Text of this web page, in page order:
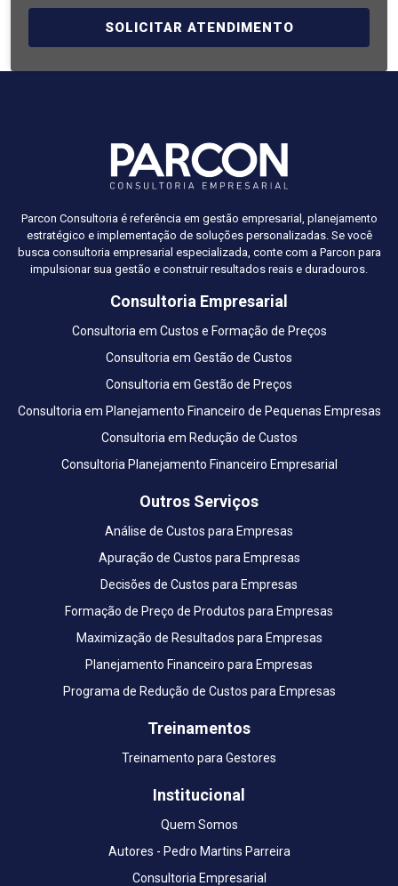
SOLICITAR ATENDIMENTO
Parcon Consultoria é referência em gestão empresarial, planejamento
estratégico e implementação de soluções personalizadas. Se você
busca consultoria empresarial especializada, conte com a Parcon para
impulsionar sua gestão e construir resultados reais e duradouros.
Consultoria Empresarial
Consultoria em Custos e Formação de Preços
Consultoria em Gestão de Custos
Consultoria em Gestão de Preços
Consultoria em Planejamento Financeiro de Pequenas Empresas
Consultoria em Redução de Custos
Consultoria Planejamento Financeiro Empresarial
Outros Serviços
Análise de Custos para Empresas
Apuração de Custos para Empresas
Decisões de Custos para Empresas
Formação de Preço de Produtos para Empresas
Maximização de Resultados para Empresas
Planejamento Financeiro para Empresas
Programa de Redução de Custos para Empresas
Treinamentos
Treinamento para Gestores
Institucional
Quem Somos
Autores - Pedro Martins Parreira
Consultoria Empresarial